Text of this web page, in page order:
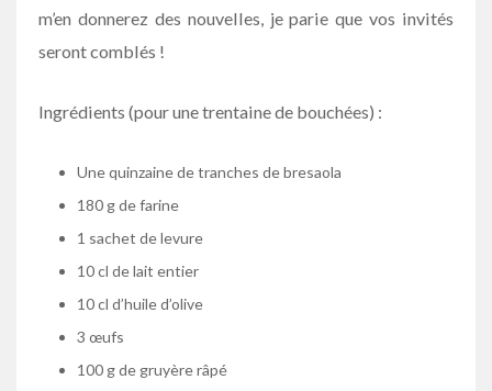
m’en donnerez des nouvelles, je parie que vos invités
seront comblés !
Ingrédients (pour une trentaine de bouchées) :
Une quinzaine de tranches de bresaola
180 g de farine
1 sachet de levure
10 cl de lait entier
10 cl d’huile d’olive
3 œufs
100 g de gruyère râpé